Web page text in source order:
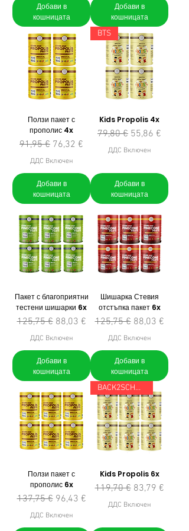
Добави в
кошницата
Добави в
кошницата
Ползи пакет с
прополис 4x
Редовна цена
91,95 € Продажна цена
76,32 €
ДДС Включен
Добави в
кошницата
BTS
Kids Propolis 4x
Редовна цена
79,80 € Продажна цена
55,86 €
ДДС Включен
Добави в
кошницата
Пакет с благоприятни
тестени шишарки 6x
Редовна цена
125,75 € Продажна цена
88,03 €
ДДС Включен
Добави в
кошницата
Шишарка Стевия
отстъпка пакет 6x
Редовна цена
125,75 € Продажна
88,03 €
ДДС Включен
Добави в
кошницата
Ползи пакет с
прополис 6x
Редовна цена
137,75 € Продажна цена
96,43 €
ДДС Включен
BACK2SCHOOL
Kids Propolis 6x
Редовна цена
119,70 € Продажна
83,79 €
ДДС Включен